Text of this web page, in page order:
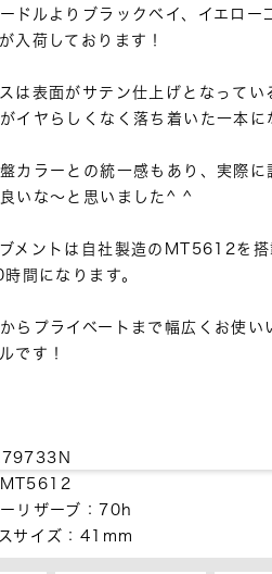
ドルよりブラックベイ、イエロー
入荷しております！
は表面がサテン仕上げとなってい
イヤらしくなく落ち着いた一本
カラーとの統一感もあり、実際に
いな～と思いました^ ^
ブメントは自社製造のMT5612を
間になります。
らプライベートまで幅広くお使い
です！
リザーブ：70h
サイズ：41mm